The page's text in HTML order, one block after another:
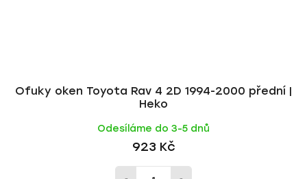
Ofuky oken Toyota Rav 4 2D 1994-2000 přední |
Heko
Odesíláme do 3-5 dnů
923 Kč